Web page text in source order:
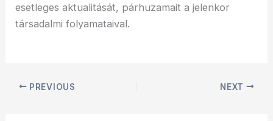
esetleges aktualitását, párhuzamait a jelenkor
társadalmi folyamataival.
PREVIOUS NEXT